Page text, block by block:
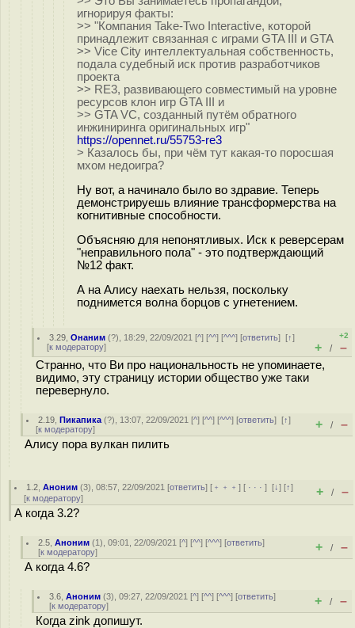
игнорируя факты:
>> "Компания Take-Two Interactive, которой
принадлежит связанная с играми GTA III и GTA
>> Vice City интеллектуальная собственность,
подала судебный иск против разработчиков
проекта
>> RE3, развивающего совместимый на уровне
ресурсов клон игр GTA III и
>> GTA VC, созданный путём обратного
инжиниринга оригинальных игр"
https://opennet.ru/55753-re3
> Казалось бы, при чём тут какая-то поросшая
мхом недоигра?
Ну вот, а начинало было во здравие. Теперь
демонстрируешь влияние трансформерства на
когнитивные способности.
Объясняю для непонятливых. Иск к реверсерам
"неправильного пола" - это подтверждающий
№12 факт.
А на Алису наехать нельзя, поскольку
поднимется волна борцов с угнетением.
3.29 ,Онаним (?), 18:29, 22/09/2021 [^] [^^] [^^^] [ответить][↑]
[к модератору]
+2
+ / –
Странно, что Ви про национальность не упоминаете,
видимо, эту страницу истории общество уже таки
перевернуло.
2.19 ,Пикапика (?), 13:07, 22/09/2021 [^] [^^] [^^^] [ответить][↑]
[к модератору] + / –
Алису пора вулкан пилить
1.2 ,Аноним (3), 08:57, 22/09/2021 [ответить] [ ﹢﹢﹢] [ · · ·][↓] [↑]
[к модератору] + / –
А когда 3.2?
2.5 ,Аноним (1), 09:01, 22/09/2021 [^] [^^] [^^^] [ответить]
[к модератору] + / –
А когда 4.6?
3.6 ,Аноним (3), 09:27, 22/09/2021 [^] [^^] [^^^] [ответить]
[к модератору] + / –
Когда zink допишут.